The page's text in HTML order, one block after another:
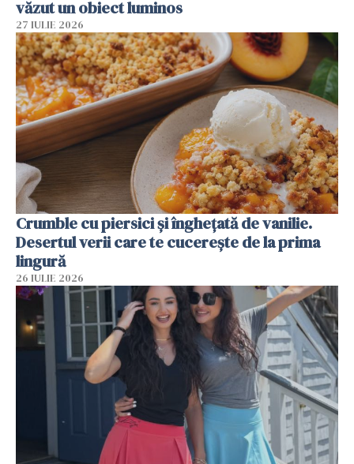
văzut un obiect luminos
27 IULIE 2026
Crumble cu piersici și înghețată de vanilie.
Desertul verii care te cucerește de la prima
lingură
26 IULIE 2026